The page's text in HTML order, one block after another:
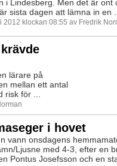
i Lindesberg. Men det är ont
sista dagen att lämna in en
2012 klockan 08:55 av Fredrik
lärare på
mellan ett antal
för ...
i hovet
vann onsdagens
Ljusne med 4-3, efter en
Pontus Josefsson och en